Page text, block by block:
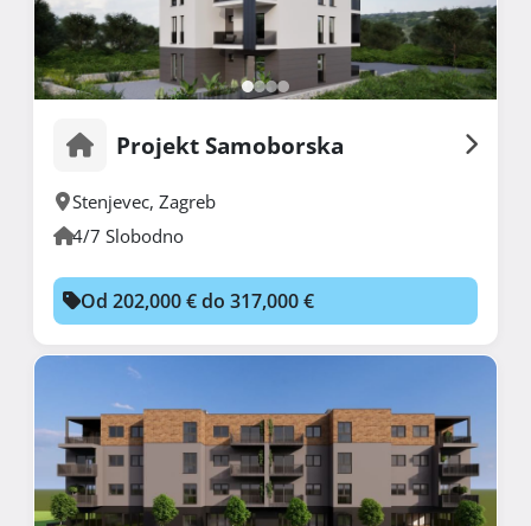
Projekt Samoborska
Stenjevec, Zagreb
4/7 Slobodno
Od 202,000 € do 317,000 €